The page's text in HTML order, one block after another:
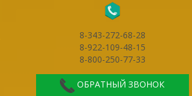
8-343-272-68-28
8-922-109-48-15
8-800-250-77-33
ОБРАТНЫЙ ЗВОНОК